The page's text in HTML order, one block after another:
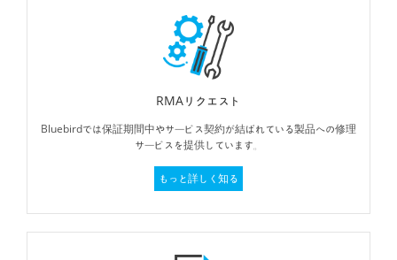
RMAリクエスト
Bluebirdでは保証期間中やサービス契約が結ばれている製品への修理
サービスを提供しています。
もっと詳しく知る